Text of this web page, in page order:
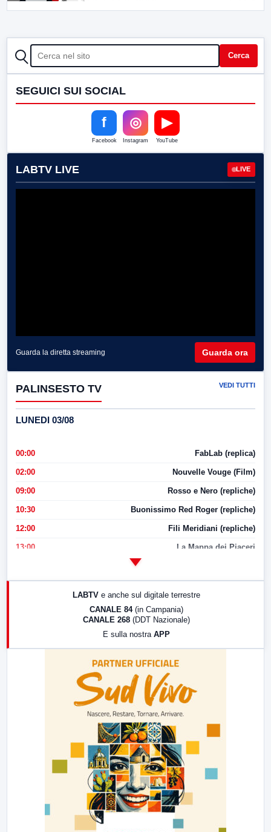
CERCA Cerca
SEGUICI SUI SOCIAL
f
Facebook
◎
Instagram
▶
YouTube
LABTV LIVE LIVE
Guarda la diretta streaming Guarda ora
PALINSESTO TV VEDI TUTTI
LUNEDI 03/08
00:00 FabLab (replica)
02:00 Nouvelle Vouge (Film)
09:00 Rosso e Nero (repliche)
10:30 Buonissimo Red Roger (repliche)
12:00 Fili Meridiani (repliche)
13:00 La Mappa dei Piaceri
17:00 LabNews (replica)
LABTV e anche sul digitale terrestre
CANALE 84 (in Campania)
CANALE 268 (DDT Nazionale)
E sulla nostra APP